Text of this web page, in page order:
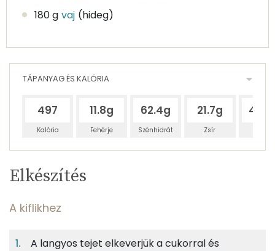
180 g vaj (hideg)
TÁPANYAG ÉS KALÓRIA
497
Kalória
11.8g
Fehérje
62.4g
Szénhidrát
21.7g
Zsír
Egy
adagban
9%
TÁPANYAGTARTALOM
Elkészítés
A kiflikhez
A langyos tejet elkeverjük a cukorral és